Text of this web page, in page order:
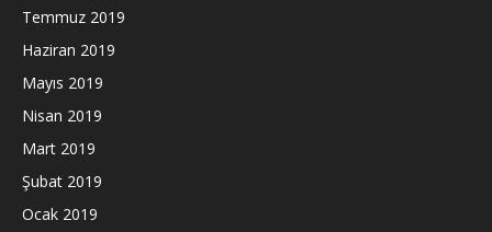
Temmuz 2019
Haziran 2019
Mayıs 2019
Nisan 2019
Mart 2019
Şubat 2019
Ocak 2019